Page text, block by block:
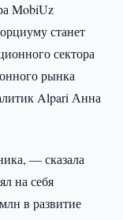
MobiUz
станет
сектора
рынка
Alpari Анна
— сказала
на себя
в развитие